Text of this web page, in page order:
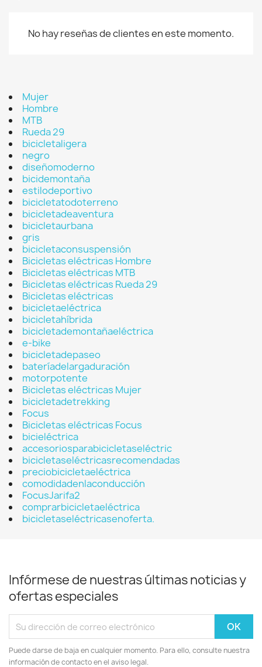
No hay reseñas de clientes en este momento.
Mujer
Hombre
MTB
Rueda 29
bicicletaligera
negro
diseñomoderno
bicidemontaña
estilodeportivo
bicicletatodoterreno
bicicletadeaventura
bicicletaurbana
gris
bicicletaconsuspensión
Bicicletas eléctricas Hombre
Bicicletas eléctricas MTB
Bicicletas eléctricas Rueda 29
Bicicletas eléctricas
bicicletaeléctrica
bicicletahíbrida
bicicletademontañaeléctrica
e-bike
bicicletadepaseo
bateríadelargaduración
motorpotente
Bicicletas eléctricas Mujer
bicicletadetrekking
Focus
Bicicletas eléctricas Focus
bicieléctrica
accesoriosparabicicletaseléctric
bicicletaseléctricasrecomendadas
preciobicicletaeléctrica
comodidadenlaconducción
FocusJarifa2
comprarbicicletaeléctrica
bicicletaseléctricasenoferta.
Infórmese de nuestras últimas noticias y
ofertas especiales
Puede darse de baja en cualquier momento. Para ello, consulte nuestra
información de contacto en el aviso legal.